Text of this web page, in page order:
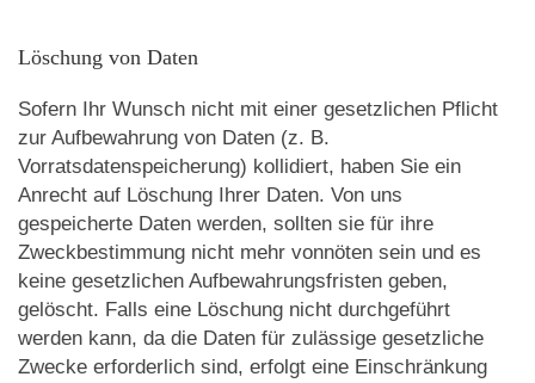
Löschung von Daten
Sofern Ihr Wunsch nicht mit einer gesetzlichen Pflicht
zur Aufbewahrung von Daten (z. B.
Vorratsdatenspeicherung) kollidiert, haben Sie ein
Anrecht auf Löschung Ihrer Daten. Von uns
gespeicherte Daten werden, sollten sie für ihre
Zweckbestimmung nicht mehr vonnöten sein und es
keine gesetzlichen Aufbewahrungsfristen geben,
gelöscht. Falls eine Löschung nicht durchgeführt
werden kann, da die Daten für zulässige gesetzliche
Zwecke erforderlich sind, erfolgt eine Einschränkung